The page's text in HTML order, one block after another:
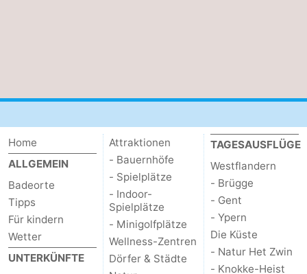
Home
ALLGEMEIN
Badeorte
Tipps
Für kindern
Wetter
UNTERKÜNFTE
Attraktionen
- Bauernhöfe
- Spielplätze
- Indoor-
Spielplätze
- Minigolfplätze
Wellness-Zentren
Dörfer & Städte
TAGESAUSFLÜGE
Westflandern
- Brügge
- Gent
- Ypern
Die Küste
- Natur Het Zwin
- Knokke-Heist